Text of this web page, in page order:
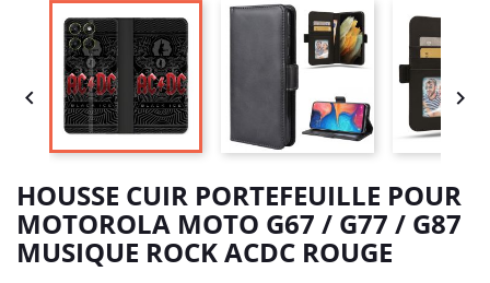
 
HOUSSE CUIR PORTEFEUILLE POUR
MOTOROLA MOTO G67 / G77 / G87
MUSIQUE ROCK ACDC ROUGE